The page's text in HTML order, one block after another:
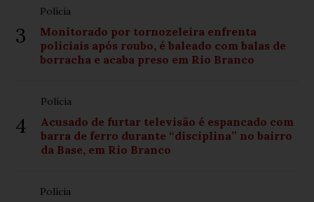
3
Polícia
Monitorado por tornozeleira enfrenta
policiais após roubo, é baleado com balas de
borracha e acaba preso em Rio Branco
4
Polícia
Acusado de furtar televisão é espancado com
barra de ferro durante “disciplina” no bairro
da Base, em Rio Branco
Polícia